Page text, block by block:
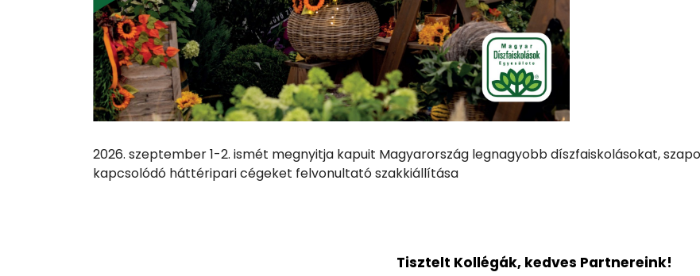
2026. szeptember 1-2. ismét megnyitja kapuit Magyarország legnagyobb díszfaiskolásokat,
kapcsolódó háttéripari cégeket felvonultató szakkiállítása
Tisztelt Kollégák, kedves Partnereink!